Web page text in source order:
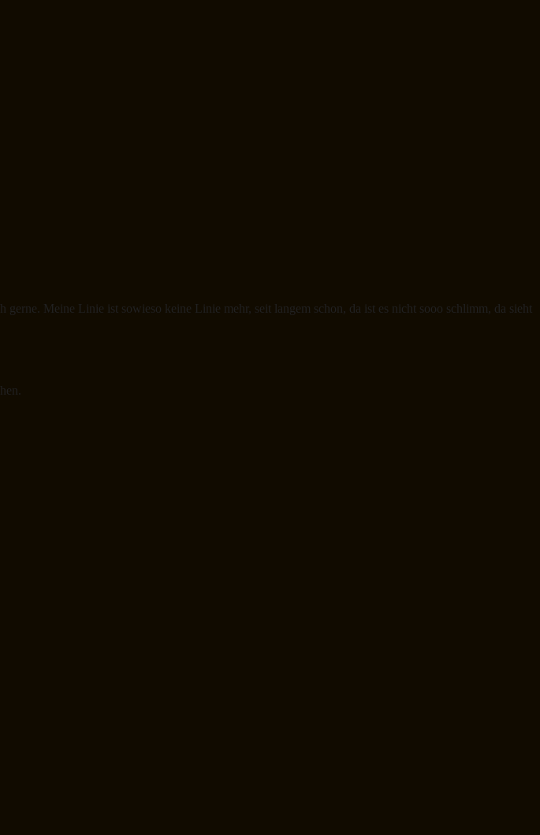
Meine Linie ist sowieso keine Linie mehr, seit langem schon, da ist es nicht sooo schlimm, da sieht